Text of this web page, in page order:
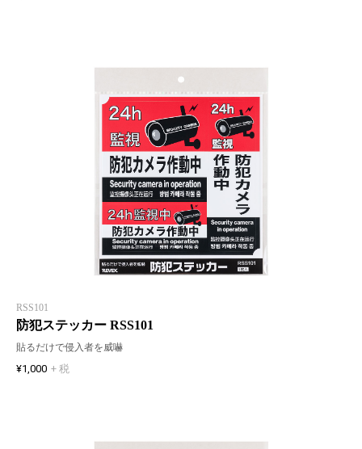
RSS101
防犯ステッカー RSS101
貼るだけで侵入者を威嚇
¥1,000 + 税